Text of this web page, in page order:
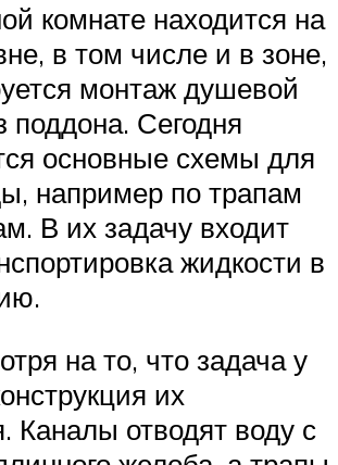
комнате находится на
в том числе и в зоне,
монтаж душевой
поддона. Сегодня
основные схемы для
например по трапам
В их задачу входит
жидкости в
на то, что задача у
их
Каналы отводят воду с